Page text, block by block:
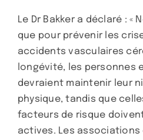
Le Dr Bakker a déclaré : «
que pour prévenir les
accidents vasculaires
longévité, les personnes
devraient maintenir leur
physique, tandis que
facteurs de risque
actives. Les associations